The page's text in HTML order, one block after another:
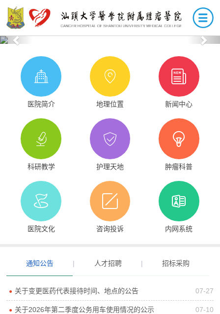
Previous
医院简介 地理位置 新闻中心
科研教学 护理天地 肿瘤科普
医院文化 咨询投诉 内网系统
通知公告 | 人才招聘 | 招标采购
● 关于变更医药代表接待时间、地点的公告 07-27
● 关于2026年第二季度公务用车使用情况的公示 07-10